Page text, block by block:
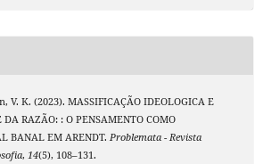
V. K. (2023). MASSIFICAÇÃO IDEOLOGICA E
RAZÃO: : O PENSAMENTO COMO
BANAL EM ARENDT. Problemata - Revista
, 14(5), 108–131.